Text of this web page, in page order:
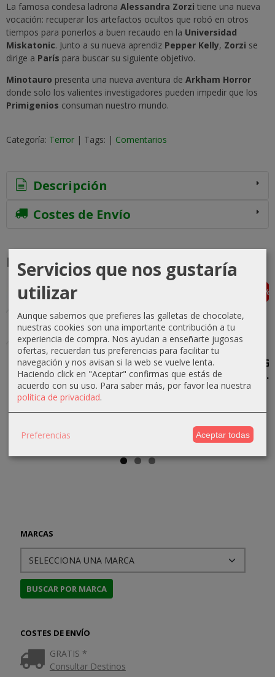
MARCAS
COSTES DE ENVÍO
GRATIS *
Consultar Destinos
La famosa condesa ladrona Alessandra Zorzi tiene una nueva
vocación: recuperar los artefactos ocultos que robó en otros
tiempos para ponerlos a buen recaudo en la Universidad
Miskatonic. Junto a su nueva aprendiz Pepper Kelly, Zorzi se
dirige a París para buscar su siguiente objetivo.
Minotauro presenta una nueva aventura de Arkham Horror
donde solo los valientes investigadores pueden impedir que los
Primigenios consuman nuestro mundo.
Categoría: Terror | Tags: | Comentarios
Descripción
Costes de Envío
Productos Relacionados
Agotado-15 %
Arkham
Horror LCG:
Las Llaves...
59,49 €
69,99 €
Arkham
Horror LCG:
El Legado
de...
Arkham
Horror LCG:
El Camino
a...
-10 %
Horror LCG:
Fortuna e...
21,99 €
Servicios que nos gustaría
utilizar
Aunque sabemos que prefieres las galletas de chocolate,
nuestras cookies son una importante contribución a tu
experiencia de compra. Nos ayudan a enseñarte jugosas
ofertas, recuerdan tus preferencias para facilitar tu
navegación y nos avisan si la web se vuelve lenta.
Haciendo click en "Aceptar" confirmas que estás de
acuerdo con su uso. Para saber más, por favor lea nuestra
política de privacidad.
Preferencias Aceptar todas